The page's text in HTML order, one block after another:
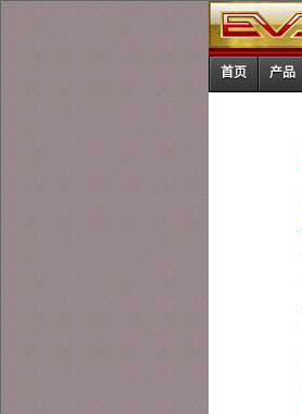
首页 产品